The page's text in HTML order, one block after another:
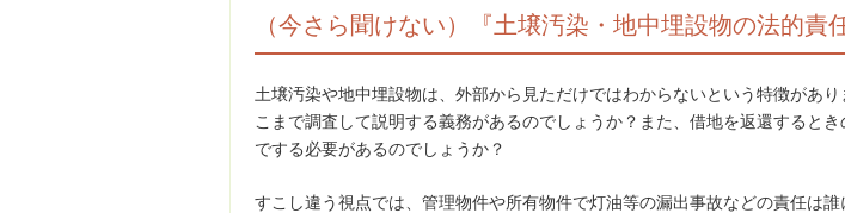
（今さら聞けない）『土壌汚染・地中埋設物の法的責任
土壌汚染や地中埋設物は、外部から見ただけではわからないという特徴があ
こまで調査して説明する義務があるのでしょうか？また、借地を返還すると
でする必要があるのでしょうか？
すこし違う視点では、管理物件や所有物件で灯油等の漏出事故などの責任は